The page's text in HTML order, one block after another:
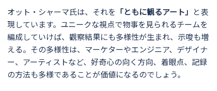
オット・シャーマ氏は、それを 「ともに観るアート」 と表
現しています。ユニークな視点で物事を見られるチームを
編成していけば、觀察結果にも多様性が生まれ、示唆も増
える。その多様性は、マーケターやエンジニア、デザイナ
ー、アーティストなど、好奇心の向く方向、着眼点、記録
の方法も多様であることが価値になるのでしょう。